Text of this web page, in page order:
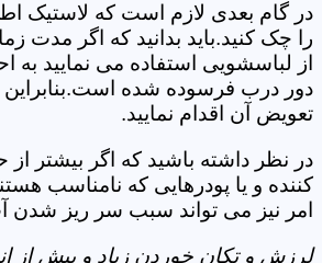
در گام بعدی لازم است که لاستیک
را چک کنید.باید بدانید که اگر مدت
از لباسشویی استفاده می نمایید به
دور درب فرسوده شده
تعویض آن اقدام نمایید.
در نظر داشته باشید که اگر بیشتر از
کننده و یا پودرهایی که نامناسب
امر نیز می تواند سبب سر ریز
لرزش و تکان خوردن زیاد و بیش از